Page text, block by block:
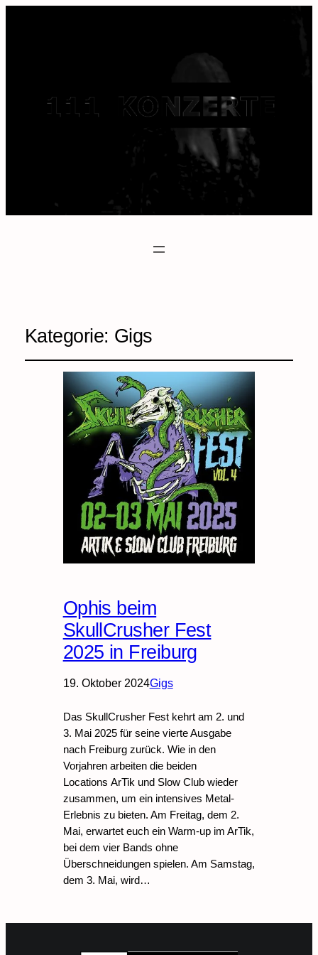
Kategorie: Gigs
Ophis beim
SkullCrusher Fest
2025 in Freiburg
19. Oktober 2024Gigs
Das SkullCrusher Fest kehrt am 2. und
3. Mai 2025 für seine vierte Ausgabe
nach Freiburg zurück. Wie in den
Vorjahren arbeiten die beiden
Locations ArTik und Slow Club wieder
zusammen, um ein intensives Metal-
Erlebnis zu bieten. Am Freitag, dem 2.
Mai, erwartet euch ein Warm-up im ArTik,
bei dem vier Bands ohne
Überschneidungen spielen. Am Samstag,
dem 3. Mai, wird…